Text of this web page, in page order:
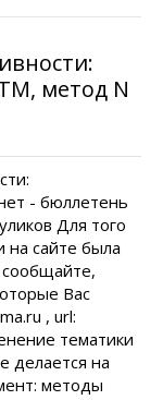
метод N
- бюллетень
Для того
на сайте была
Вас
, url:
тематики
делается на
методы